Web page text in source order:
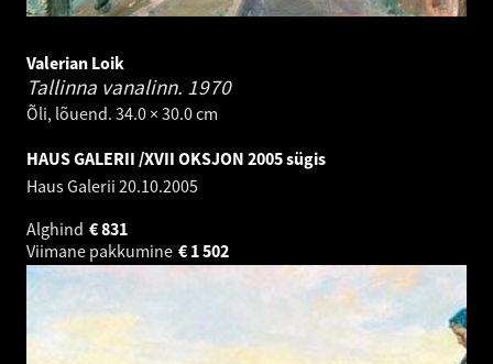
Valerian Loik
Tallinna vanalinn. 1970
Õli, lõuend. 34.0 × 30.0 cm
HAUS GALERII /XVII OKSJON 2005 sügis
Haus Galerii 20.10.2005
Alghind
831
€
Viimane pakkumine
1 502
€